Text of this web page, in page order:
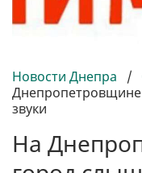
Новости Днепра /
звуки
На